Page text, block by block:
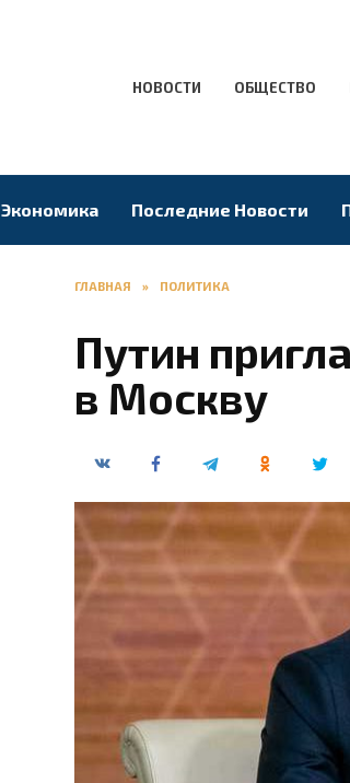
НОВОСТИ ОБЩЕСТВО
Экономика Последние Новости
ГЛАВНАЯ » ПОЛИТИКА
Путин
в Москву